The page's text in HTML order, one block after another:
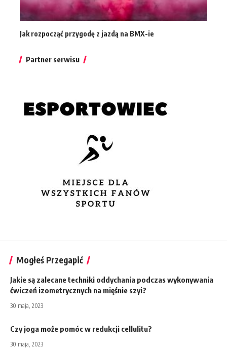
Jak rozpocząć przygodę z jazdą na BMX-ie
Partner serwisu
Mogłeś Przegapić
Jakie są zalecane techniki oddychania podczas wykonywania
ćwiczeń izometrycznych na mięśnie szyi?
30 maja, 2023
Czy joga może pomóc w redukcji cellulitu?
30 maja, 2023